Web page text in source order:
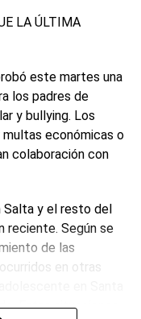
LA ÚLTIMA
este martes una
los padres de
y bullying. Los
económicas o
colaboración con
Salta y el resto del
reciente. Según se
de las
en otras
Estas situaciones